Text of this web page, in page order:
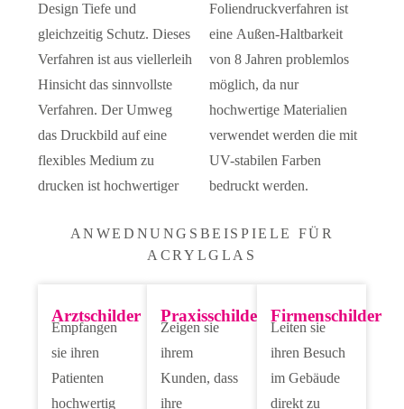
Design Tiefe und
gleichzeitig Schutz. Dieses
Verfahren ist aus viellerleih
Hinsicht das sinnvollste
Verfahren. Der Umweg
das Druckbild auf eine
flexibles Medium zu
drucken ist hochwertiger
Foliendruckverfahren ist
eine Außen-Haltbarkeit
von 8 Jahren problemlos
möglich, da nur
hochwertige Materialien
verwendet werden die mit
UV-stabilen Farben
bedruckt werden.
ANWEDNUNGSBEISPIELE FÜR
ACRYLGLAS
Arztschilder
Empfangen
sie ihren
Patienten
hochwertig
Praxisschilder
Zeigen sie
ihrem
Kunden, dass
ihre
Firmenschilder
Leiten sie
ihren Besuch
im Gebäude
direkt zu